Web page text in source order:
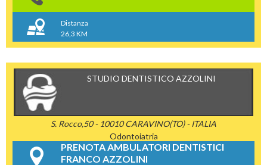
Distanza
26,3 KM
STUDIO DENTISTICO AZZOLINI
S. Rocco,50 - 10010 CARAVINO(TO) - ITALIA
Odontoiatria
PRENOTA AMBULATORI DENTISTICI
FRANCO AZZOLINI